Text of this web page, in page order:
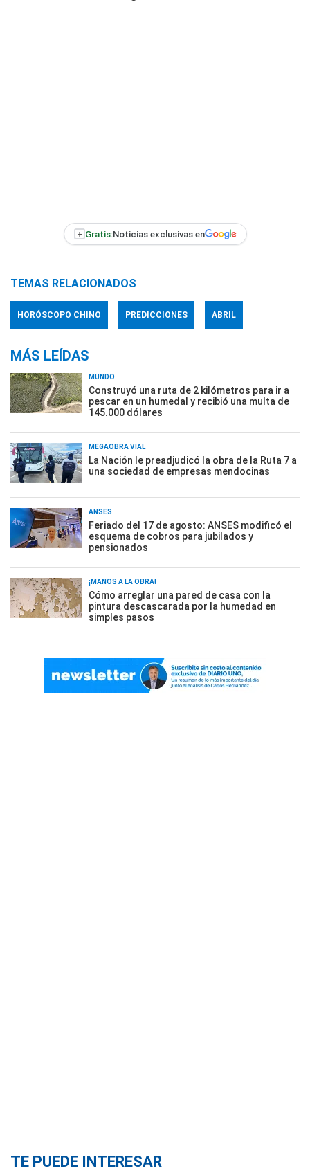
+ Gratis:Noticias exclusivas en
TEMAS RELACIONADOS
HORÓSCOPO CHINO PREDICCIONES ABRIL
MÁS LEÍDAS
MUNDO
Construyó una ruta de 2 kilómetros para ir a
pescar en un humedal y recibió una multa de
145.000 dólares
MEGAOBRA VIAL
La Nación le preadjudicó la obra de la Ruta 7 a
una sociedad de empresas mendocinas
ANSES
Feriado del 17 de agosto: ANSES modificó el
esquema de cobros para jubilados y
pensionados
¡MANOS A LA OBRA!
Cómo arreglar una pared de casa con la
pintura descascarada por la humedad en
simples pasos
TE PUEDE INTERESAR